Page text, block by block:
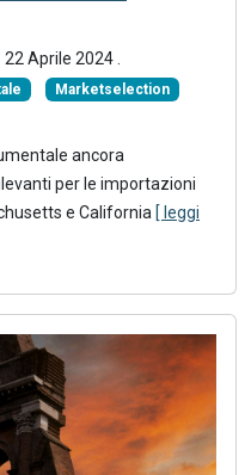
22 Aprile 2024
Marketselection
ancora
per le importazioni
e California [ leggi